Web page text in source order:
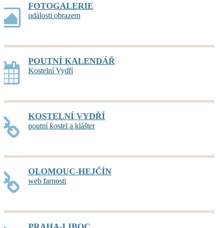
FOTOGALERIE
události obrazem
POUTNÍ KALENDÁŘ
Kostelní Vydří
KOSTELNÍ VYDŘÍ
poutní kostel a klášter
OLOMOUC-HEJČÍN
web farnosti